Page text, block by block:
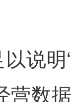
明“
营数